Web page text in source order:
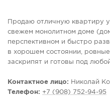
Продаю отличную квартиру
свежем монолитном доме
перспективном и быстро
в хорошем состоянии,
заскрипят и готовы под
вложений при ремонте,
сделан всего два года назад,
Контактное лицо: Николай
Телефон: +7 (908) 752-94-95